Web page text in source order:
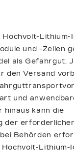
Lithium-
und -Zellen
als Gefahrgut.
den Versand
und
hinaus kann die
der
Behörden
Hochvolt-Lithium-